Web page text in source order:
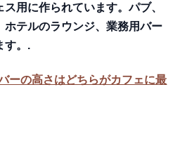
用に作られています。パブ、
ホテルのラウンジ、業務用バー
す。.
ーの高さはどちらがカフェに最